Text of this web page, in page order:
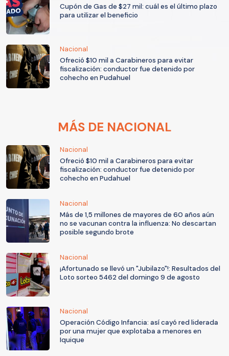
Cupón de Gas de $27 mil: cuál es el último plazo
para utilizar el beneficio
Nacional
Ofreció $10 mil a Carabineros para evitar
fiscalización: conductor fue detenido por
cohecho en Pudahuel
MÁS DE NACIONAL
Nacional
Ofreció $10 mil a Carabineros para evitar
fiscalización: conductor fue detenido por
cohecho en Pudahuel
Nacional
Más de 1,5 millones de mayores de 60 años aún
no se vacunan contra la influenza: No descartan
posible segundo brote
Nacional
¡Afortunado se llevó un "Jubilazo"!: Resultados del
Loto sorteo 5462 del domingo 9 de agosto
Nacional
Operación Código Infancia: así cayó red liderada
por una mujer que explotaba a menores en
Iquique